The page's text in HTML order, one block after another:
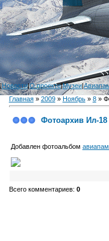
|Новости|О проекте|Музеи|
Главная» 2009 » Ноябрь » 8»
Фотоархив Ил-
Добавлен фотоальбом
Всего комментариев: 0